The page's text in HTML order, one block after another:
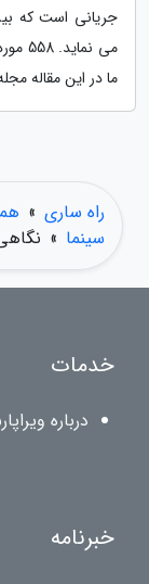
جریانی است که
می
ما در این مقاله
راه ساری »
سینما »
خدمات
درباره
خبرنامه